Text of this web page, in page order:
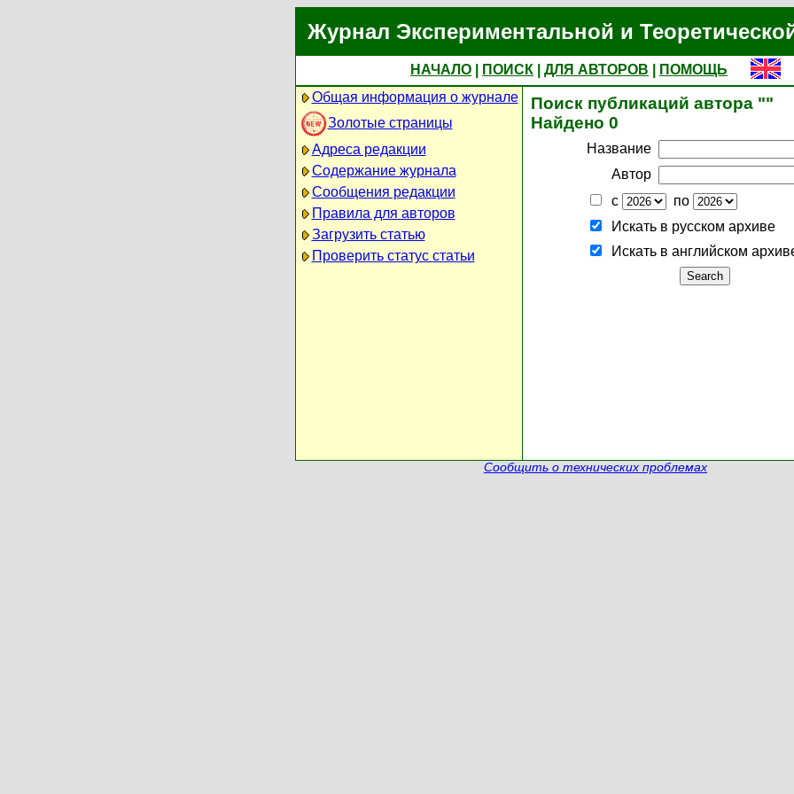
Журнал Экспериментальной и
НАЧАЛО ПОИСК ДЛЯ АВТОРОВ
ПОМОЩЬ
Общая информация о журнале
Золотые страницы
Адреса редакции
Содержание журнала
Сообщения редакции
Правила для авторов
Загрузить статью
Проверить статус статьи
Поиск публикаций автора ""
Найдено 0
Название
Автор
с
по
Искать в русском архиве
Искать в английском
Сообщить о технических проблемах